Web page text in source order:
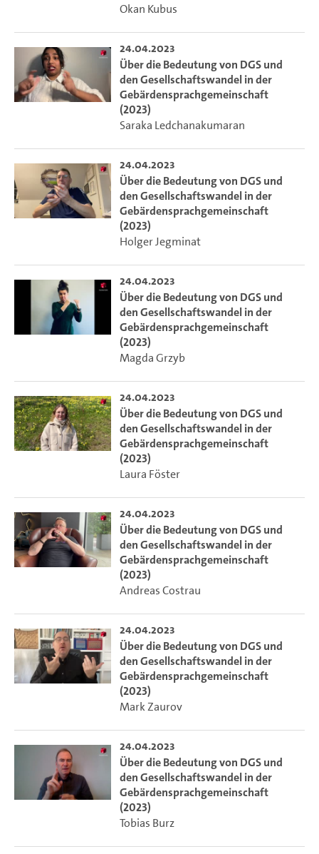
Okan Kubus
24.04.2023
Über die Bedeutung von DGS und
den Gesellschaftswandel in der
Gebärdensprachgemeinschaft
(2023)
Saraka Ledchanakumaran
24.04.2023
Über die Bedeutung von DGS und
den Gesellschaftswandel in der
Gebärdensprachgemeinschaft
(2023)
Holger Jegminat
24.04.2023
Über die Bedeutung von DGS und
den Gesellschaftswandel in der
Gebärdensprachgemeinschaft
(2023)
Magda Grzyb
24.04.2023
Über die Bedeutung von DGS und
den Gesellschaftswandel in der
Gebärdensprachgemeinschaft
(2023)
Laura Föster
24.04.2023
Über die Bedeutung von DGS und
den Gesellschaftswandel in der
Gebärdensprachgemeinschaft
(2023)
Andreas Costrau
24.04.2023
Über die Bedeutung von DGS und
den Gesellschaftswandel in der
Gebärdensprachgemeinschaft
(2023)
Mark Zaurov
24.04.2023
Über die Bedeutung von DGS und
den Gesellschaftswandel in der
Gebärdensprachgemeinschaft
(2023)
Tobias Burz